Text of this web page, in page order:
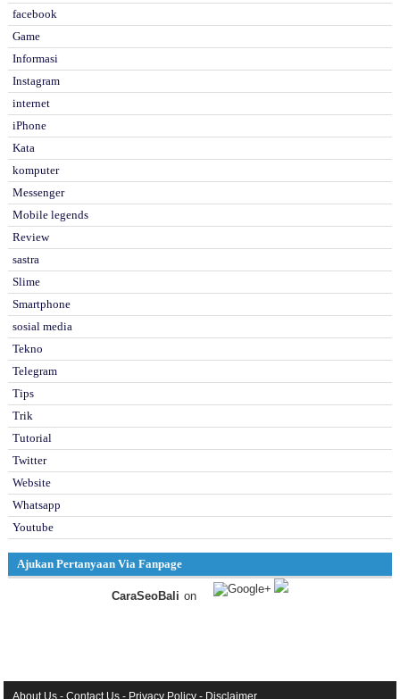
facebook
Game
Informasi
Instagram
internet
iPhone
Kata
komputer
Messenger
Mobile legends
Review
sastra
Slime
Smartphone
sosial media
Tekno
Telegram
Tips
Trik
Tutorial
Twitter
Website
Whatsapp
Youtube
Ajukan Pertanyaan Via Fanpage
CaraSeoBali on
About Us -Contact Us - Privacy Policy - Disclaimer